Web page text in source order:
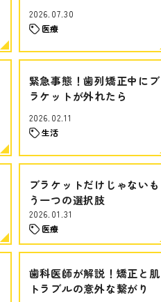
2026.07.30
医療
緊急事態！歯列矯正中にブ
ラケットが外れたら
2026.02.11
生活
ブラケットだけじゃないも
う一つの選択肢
2026.01.31
医療
歯科医師が解説！矯正と肌
トラブルの意外な繋がり